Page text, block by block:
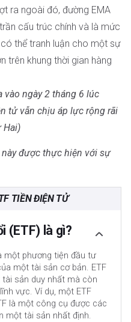
ra ngoài đó, đường EMA
cấu trúc chính và là mức
thể tranh luận cho một sự
trên khung thời gian hàng
vào ngày 2 tháng 6 lúc
tử vẫn chịu áp lực rộng rãi
Hai)
được thực hiện với sự
TIỀN ĐIỆN TỬ
(ETF) là gì?
một phương tiện đầu tư
một tài sản cơ bản. ETF
sản duy nhất mà còn
vực. Ví dụ, một ETF
là một công cụ được các
một tài sản nhất định.